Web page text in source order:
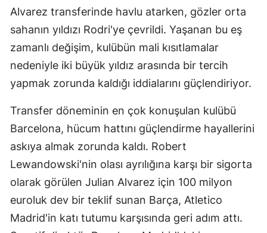
Alvarez transferinde havlu atarken, gözler orta
sahanın yıldızı Rodri'ye çevrildi. Yaşanan bu eş
zamanlı değişim, kulübün mali kısıtlamalar
nedeniyle iki büyük yıldız arasında bir tercih
yapmak zorunda kaldığı iddialarını güçlendiriyor.
Transfer döneminin en çok konuşulan kulübü
Barcelona, hücum hattını güçlendirme hayallerini
askıya almak zorunda kaldı. Robert
Lewandowski'nin olası ayrılığına karşı bir sigorta
olarak görülen Julian Alvarez için 100 milyon
euroluk dev bir teklif sunan Barça, Atletico
Madrid'in katı tutumu karşısında geri adım attı.